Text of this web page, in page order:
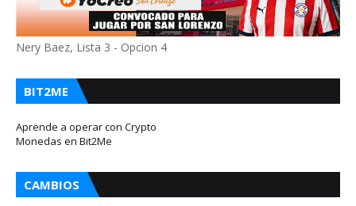
Nery Baez, Lista 3 - Opcion 4
BIT2ME
Aprende a operar con Crypto
Monedas en Bit2Me
CAMBIOS